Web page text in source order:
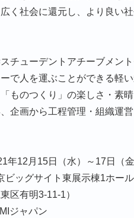
く社会に還元し、より良い
チューデントアチーブメン
で人を運ぶことができる軽
ものつくり」の楽しさ・素
企画から工程管理・組織運
年12月15日（水）～17日（
ビッグサイト東展示棟1ホー
区有明3-11-1）
ジャパン